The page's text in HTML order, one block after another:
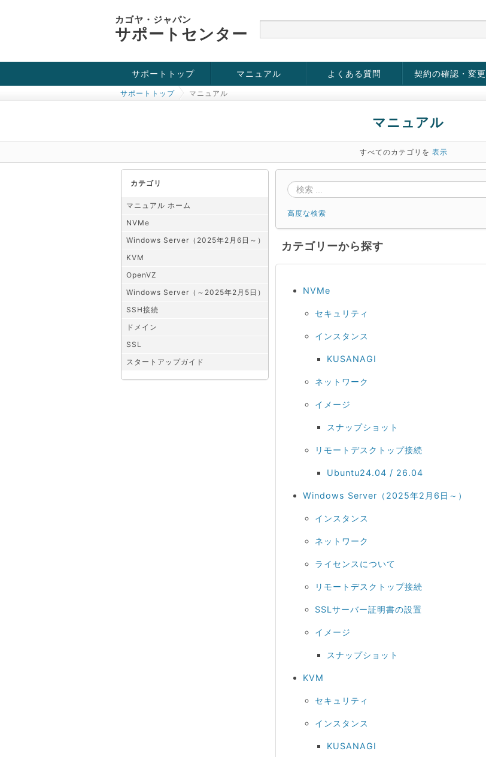
カゴヤ・ジャパン
サポートセンター
サポートトップ
お役立ち情報
チュートリアル
障害・メンテナンス情報
マニュアル
KVM
OpenVZ
Windows Server
SSH接続
ドメイン
SSL
よくある質問 契約の確認・変更
サポートトップ マニュアル
マニュアル
すべてのカテゴリを 表示
カテゴリ
マニュアル ホーム
NVMe
Windows Server（2025年2月6日～）
KVM
OpenVZ
Windows Server（～2025年2月5日）
SSH接続
ドメイン
SSL
スタートアップガイド
高度な検索
カテゴリーから探す
NVMe
セキュリティ
インスタンス
KUSANAGI
ネットワーク
イメージ
スナップショット
リモートデスクトップ接続
Ubuntu24.04 / 26.04
Windows Server（2025年2月6日～）
インスタンス
ネットワーク
ライセンスについて
リモートデスクトップ接続
SSLサーバー証明書の設置
イメージ
スナップショット
KVM
セキュリティ
インスタンス
KUSANAGI